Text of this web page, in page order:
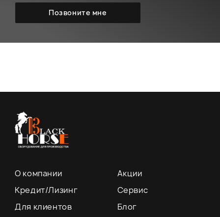
О компании
Акции
Кредит/Лизинг
Сервис
Для клиентов
Блог